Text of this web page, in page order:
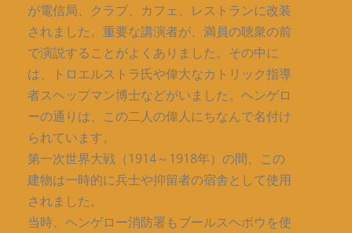
が電信局、クラブ、カフェ、レストランに改装
されました。重要な講演者が、満員の聴衆の前
で演説することがよくありました。その中に
は、トロエルストラ氏や偉大なカトリック指導
者スヘップマン博士などがいました。ヘンゲロ
ーの通りは、この二人の偉人にちなんで名付け
られています。
第一次世界大戦（1914～1918年）の間、この
建物は一時的に兵士や抑留者の宿舎として使用
されました。
当時、ヘンゲロー消防署もブールスヘボウを使